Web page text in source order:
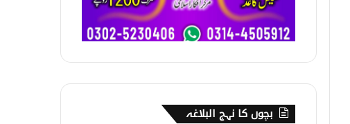
بچوں کا نہج البلاغہ